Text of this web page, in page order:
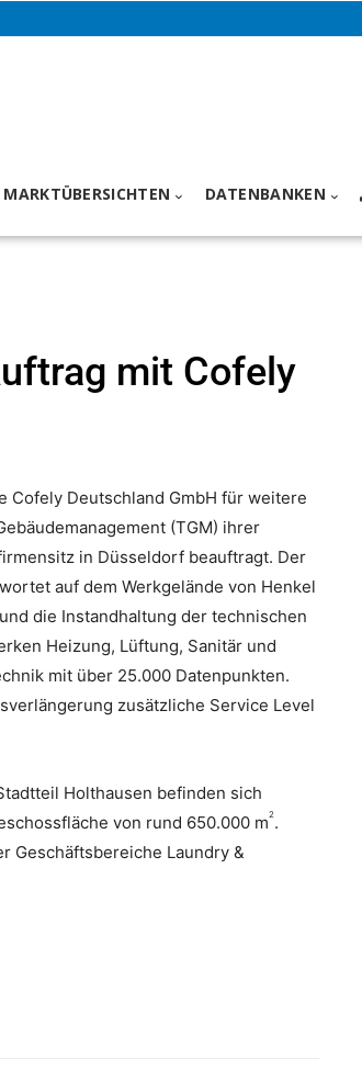
MARKTÜBERSICHTEN DATENBANKEN
mit Cofely
Cofely Deutschland GmbH für weitere
(TGM) ihrer
in Düsseldorf beauftragt. Der
auf dem Werkgelände von Henkel
die Instandhaltung der technischen
Heizung, Lüftung, Sanitär und
mit über 25.000 Datenpunkten.
zusätzliche Service Level
Holthausen befinden sich
von rund 650.000 m2.
Geschäftsbereiche Laundry &